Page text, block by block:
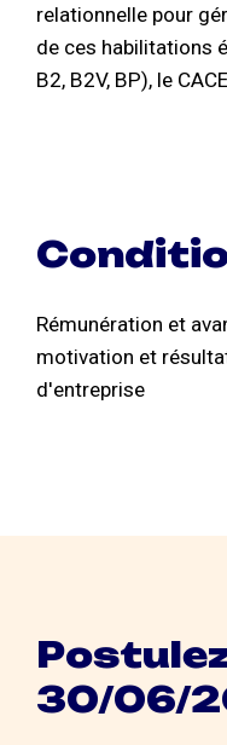
relationnelle pour
de ces habilitations
B2, B2V, BP), le
Rémunération et
motivation et
d'entreprise
30/06/